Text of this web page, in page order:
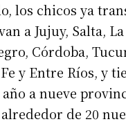
los chicos ya
a Jujuy, Salta,
Córdoba,
y Entre Ríos, y
a nueve
de 20